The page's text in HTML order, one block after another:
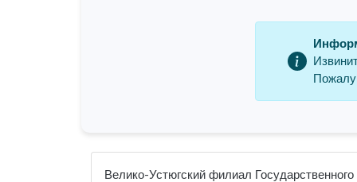
Велико-Устюгский филиал